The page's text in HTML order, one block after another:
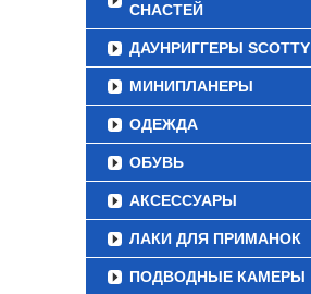
СНАСТЕЙ
ДАУНРИГГЕРЫ SCOTTY
МИНИПЛАНЕРЫ
ОДЕЖДА
ОБУВЬ
АКСЕССУАРЫ
ЛАКИ ДЛЯ ПРИМАНОК
ПОДВОДНЫЕ КАМЕРЫ